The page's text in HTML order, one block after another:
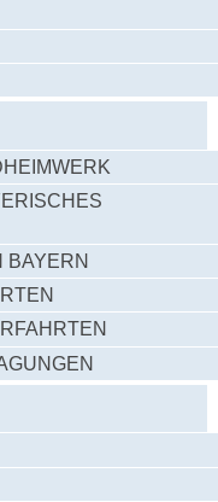
BAYERN